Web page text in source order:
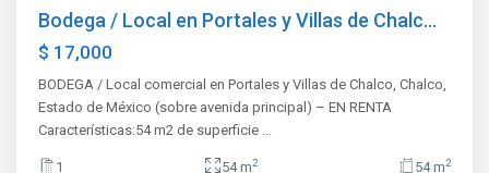
Bodega / Local en Portales y Villas de Chalc...
$ 17,000
BODEGA / Local comercial en Portales y Villas de Chalco, Chalco,
Estado de México (sobre avenida principal) – EN RENTA
Características:54 m2 de superficie ...
1 54 m2 54 m2